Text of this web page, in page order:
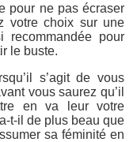
pour ne pas écraser
votre choix sur une
pour
le buste.
s’agit de vous
vous saurez qu’il
en va leur votre
t-il de plus beau que
sa féminité en